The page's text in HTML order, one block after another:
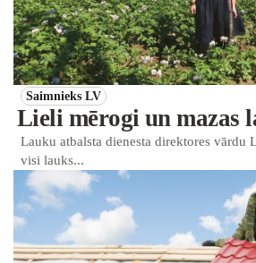
Saimnieks LV
Lieli mērogi un mazas
Lauku atbalsta dienesta direktores vārdu
visi lauks...